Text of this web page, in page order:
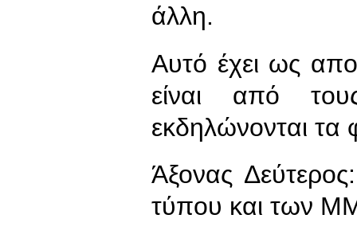
άλλη.
Αυτό έχει ως
είναι από
εκδηλώνονται τα
Άξονας
τύπου και των